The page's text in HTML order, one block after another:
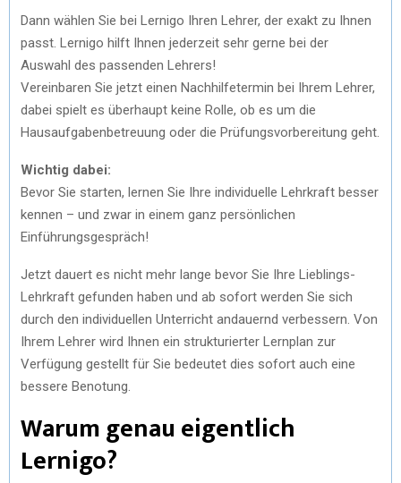
Dann wählen Sie bei Lernigo Ihren Lehrer, der exakt zu Ihnen
passt. Lernigo hilft Ihnen jederzeit sehr gerne bei der
Auswahl des passenden Lehrers!
Vereinbaren Sie jetzt einen Nachhilfetermin bei Ihrem Lehrer,
dabei spielt es überhaupt keine Rolle, ob es um die
Hausaufgabenbetreuung oder die Prüfungsvorbereitung geht.
Wichtig dabei:
Bevor Sie starten, lernen Sie Ihre individuelle Lehrkraft besser
kennen – und zwar in einem ganz persönlichen
Einführungsgespräch!
Jetzt dauert es nicht mehr lange bevor Sie Ihre Lieblings-
Lehrkraft gefunden haben und ab sofort werden Sie sich
durch den individuellen Unterricht andauernd verbessern. Von
Ihrem Lehrer wird Ihnen ein strukturierter Lernplan zur
Verfügung gestellt für Sie bedeutet dies sofort auch eine
bessere Benotung.
Warum genau eigentlich
Lernigo?